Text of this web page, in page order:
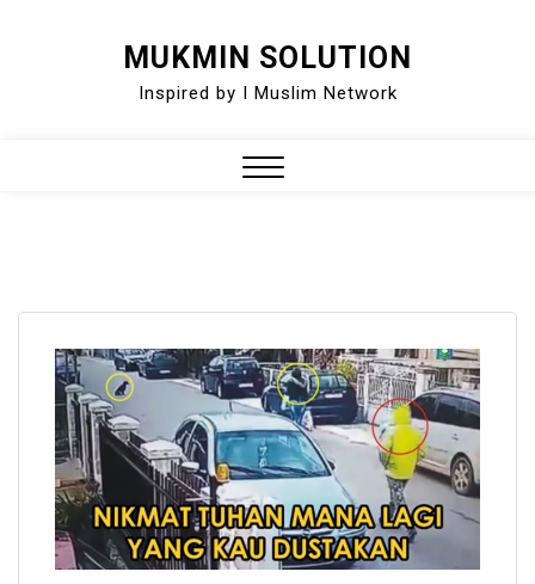
MUKMIN SOLUTION
Inspired by I Muslim Network